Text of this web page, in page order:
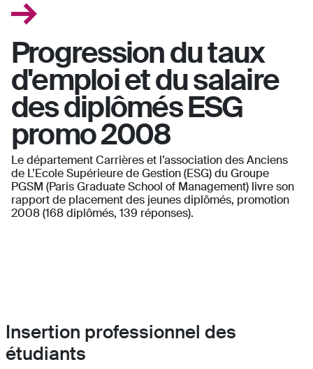
Progression du taux
d'emploi et du salaire
des diplômés ESG
promo 2008
Le département Carrières et l’association des Anciens
de L’Ecole Supérieure de Gestion (ESG) du Groupe
PGSM (Paris Graduate School of Management) livre son
rapport de placement des jeunes diplômés, promotion
2008 (168 diplômés, 139 réponses).
Insertion professionnel des
étudiants